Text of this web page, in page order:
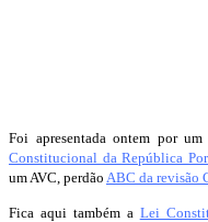
Foi apresentada ontem por
Constitucional da República
um AVC, perdão ABC da revisão
Fica aqui também a Lei